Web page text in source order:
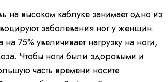
на высоком каблуке занимает одно из
заболевания ног у женщин.
75% увеличивает нагрузку на ноги,
Чтобы ноги были здоровыми и
часть времени носите